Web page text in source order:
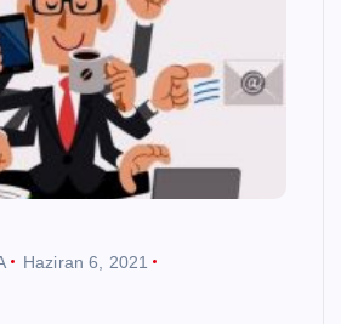
Haziran 6, 2021